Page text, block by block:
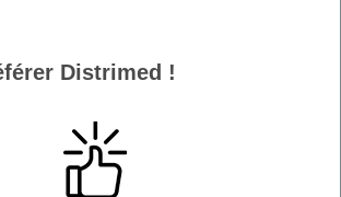
Distrimed !